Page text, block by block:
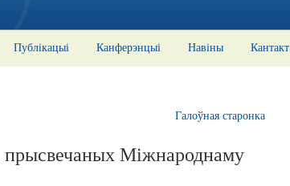
Публікацыі Канферэнцыі Навіны Кантакт
Галоўная старонка
Міжнароднаму